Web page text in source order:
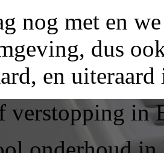
nog met en
dus
en
verstopping in